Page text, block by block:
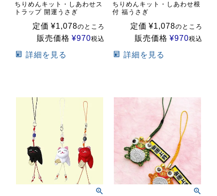
ちりめんキット・しあわせス
トラップ 開運うさぎ
定価 ¥1,078のところ
販売価格 ¥970税込
詳細を見る
ちりめんキット・しあわせ根
付 福うさぎ
定価 ¥1,078のところ
販売価格 ¥970税込
詳細を見る